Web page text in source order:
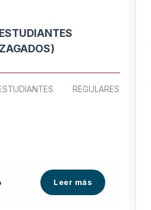
REGULARES
Leer más